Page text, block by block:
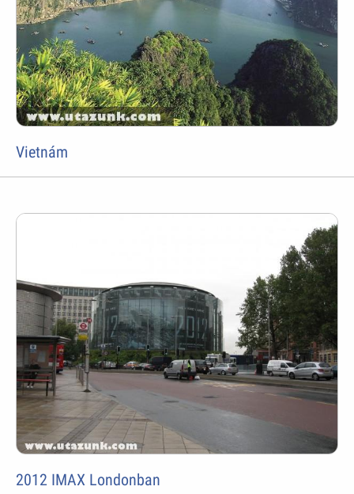
Vietnám
2012 IMAX Londonban